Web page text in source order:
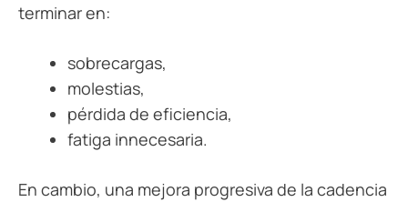
terminar en:
sobrecargas,
molestias,
pérdida de eficiencia,
fatiga innecesaria.
En cambio, una mejora progresiva de la cadencia